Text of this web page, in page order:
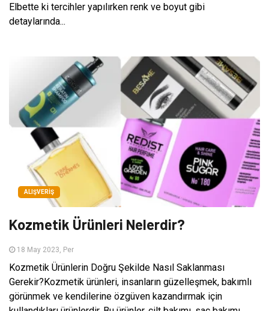
Elbette ki tercihler yapılırken renk ve boyut gibi
detaylarında...
ALIŞVERIŞ
Kozmetik Ürünleri Nelerdir?
18 May 2023, Per
Kozmetik Ürünlerin Doğru Şekilde Nasıl Saklanması
Gerekir?Kozmetik ürünleri, insanların güzelleşmek, bakımlı
görünmek ve kendilerine özgüven kazandırmak için